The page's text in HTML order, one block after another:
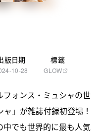
版日期
10-28
標籤
GLOW
ォンス・ミュシャの世
」が雑誌付録初登場！
でも世界的に最も人気